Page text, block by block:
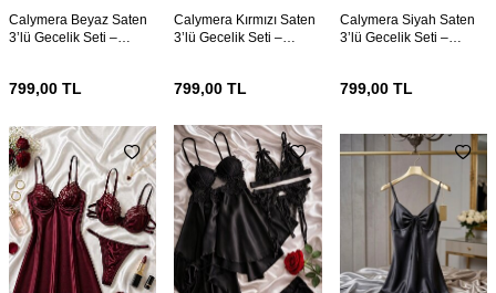
Calymera Beyaz Saten
3’lü Gecelik Seti –
799,00 TL
Calymera Kırmızı Saten
3’lü Gecelik Seti –
799,00 TL
Calymera Siyah Saten
3’lü Gecelik Seti –
799,00TL